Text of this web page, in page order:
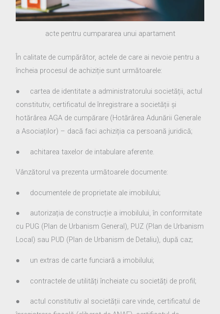
acte pentru cumpararea unui apartament
În calitate de cumpărător, actele de care ai nevoie pentru a
încheia procesul de achiziție sunt următoarele:
● cartea de identitate a administratorului societății, actul
constitutiv, certificatul de înregistrare a societății și
hotărârea AGA de cumpărare (Hotărârea Adunării Generale
a Asociaților) – dacă faci achiziția ca persoană juridică;
● achitarea taxelor de intabulare aferente.
Vânzătorul va prezenta următoarele documente:
● documentele de proprietate ale imobilului;
● autorizația de construcție a imobilului, în conformitate
cu PUG (Plan de Urbanism General), PUZ (Plan de Urbanism
Local) sau PUD (Plan de Urbanism de Detaliu), după caz;
● un extras de carte funciară a imobilului;
● contractele de utilități încheiate cu societăți de profil;
● actul constitutiv al societății care vinde, certificatul de